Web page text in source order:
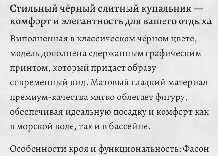
Стильный чёрный слитный купальник —
комфорт и элегантность для вашего отдыха
Выполненная в классическом чёрном цвете,
модель дополнена сдержанным графическим
принтом, который придает образу
современный вид. Матовый гладкий материал
премиум-качества мягко облегает фигуру,
обеспечивая идеальную посадку и комфорт как
в морской воде, так и в бассейне.
Особенности кроя и функциональность: Фасон